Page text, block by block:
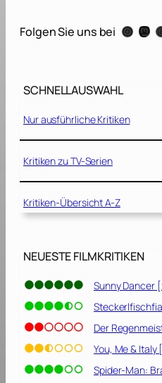
0
i
l
a
n
i
[
2
0
]
Folgen Sie uns bei Instagram Mastodon Threads
SCHNELLAUSWAHL
Nur ausführliche Kritiken
Kritiken zu TV-Serien
Kritiken-Übersicht A-Z
NEUESTE FILMKRITIKEN
Sunny Dancer
Der
You, Me & Italy
Spider-Man: